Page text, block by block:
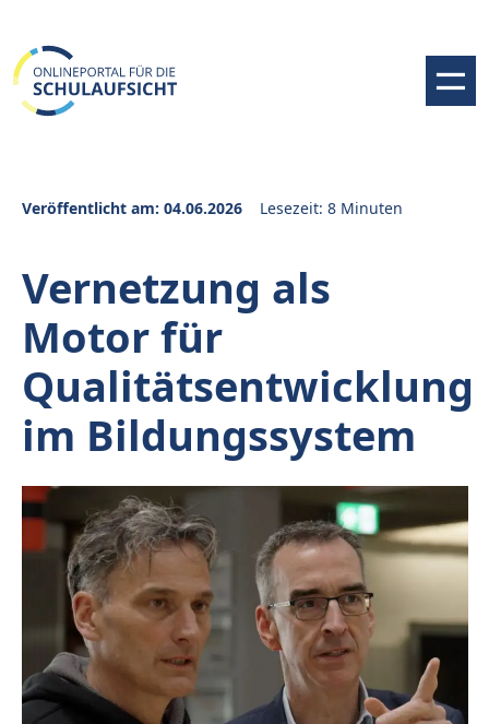
Veröffentlicht am: 04.06.2026 Lesezeit: 8 Minuten
Vernetzung als
Motor für
Qualitätsentwicklung
im Bildungssystem